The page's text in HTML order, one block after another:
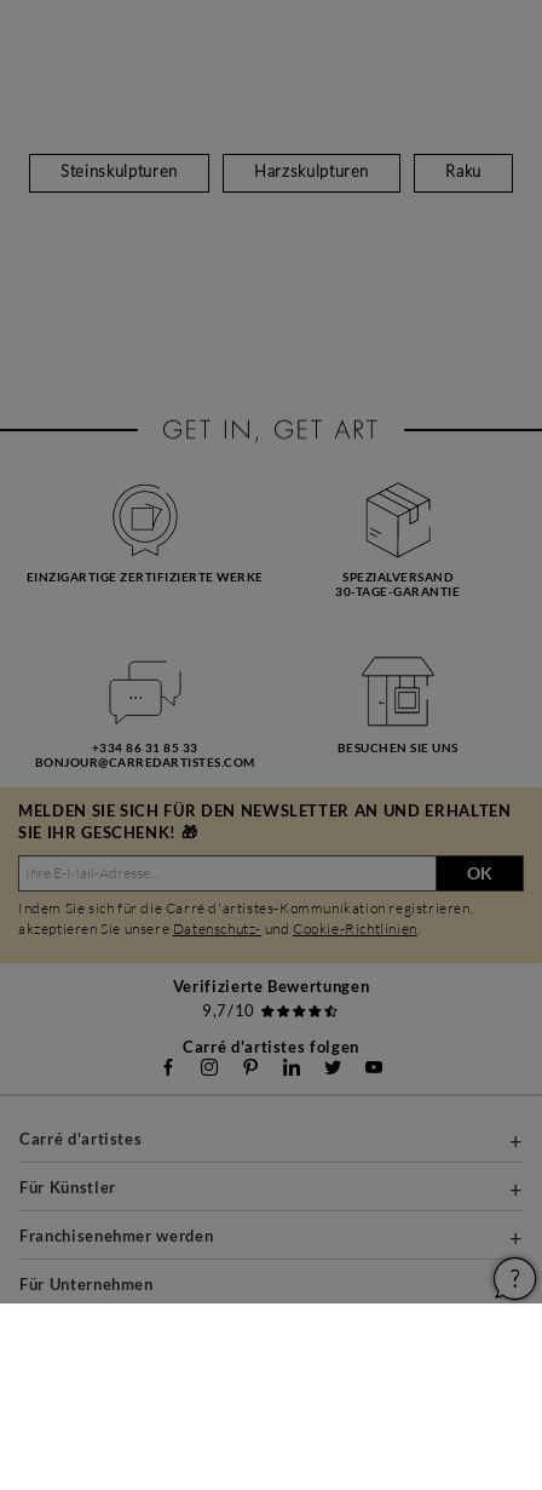
Steinskulpturen Harzskulpturen Raku
EINZIGARTIGE ZERTIFIZIERTE WERKE
SPEZIALVERSAND
30-TAGE-GARANTIE
+334 86 31 85 33
BONJOUR@CARREDARTISTES.COM
BESUCHEN SIE UNS
MELDEN SIE SICH FÜR DEN NEWSLETTER AN UND ERHALTEN
SIE IHR GESCHENK! 🎁
OK
Indem Sie sich für die Carré d'artistes-Kommunikation registrieren,
akzeptieren Sie unsere Datenschutz- undCookie-Richtlinien
Verifizierte Bewertungen
9,7/10
Carré d'artistes folgen
Carré d'artistes
Für Künstler
Franchisenehmer werden
Für Unternehmen